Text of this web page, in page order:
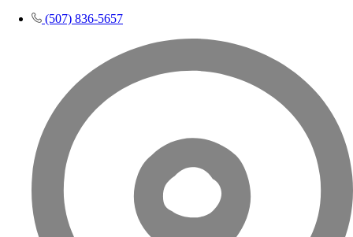
(507) 836-5657​